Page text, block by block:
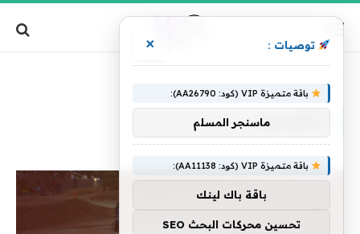
ماكفرسون
توصيات : ×
باقة متميزة VIP (كود: AA26790):
ماسنجر المسلم
باقة متميزة VIP (كود: AA11138):
باقة باك لينك
تحسين محركات البحث SEO